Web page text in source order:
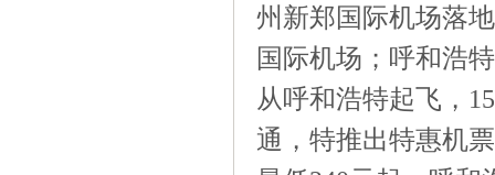
州新郑国际机场落
国际机场；呼和浩
从呼和浩特起飞，
通，特推出特惠机